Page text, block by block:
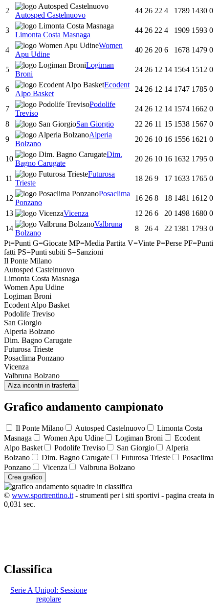
2
Autosped Castelnuovo
44 26 22 4 1789 1430 0
3
Limonta Costa Masnaga
44 26 22 4 1909 1593 0
4
Women
Apu Udine
40 26 20 6 1678 1479 0
5
Logiman
Broni
24 26 12 14 1564 1512 0
6
Ecodent
Alpo Basket
24 26 12 14 1747 1785 0
7
Podolife
Treviso
24 26 12 14 1574 1662 0
8
San Giorgio 22 26 11 15 1538 1567 0
9
Alperia
Bolzano
20 26 10 16 1556 1621 0
10
Dim.
Bagno Carugate
20 26 10 16 1632 1795 0
11
Futurosa
Trieste
18 26 9 17 1633 1765 0
12
Posaclima
Ponzano
16 26 8 18 1481 1612 0
13
Vicenza 12 26 6 20 1498 1680 0
14
Valbruna
Bolzano
8 26 4 22 1381 1793 0
Pt=Punti G=Giocate MP=Media Partita V=Vinte P=Perse PF=Punti
fatti PS=Punti subiti S=Sanzioni
Il Ponte Milano
Autosped Castelnuovo
Limonta Costa Masnaga
Women Apu Udine
Logiman Broni
Ecodent Alpo Basket
Podolife Treviso
San Giorgio
Alperia Bolzano
Dim. Bagno Carugate
Futurosa Trieste
Posaclima Ponzano
Vicenza
Valbruna Bolzano
Alza incontri in trasferta
Grafico andamento campionato
Il Ponte Milano Autosped Castelnuovo
Limonta Costa
Masnaga
Women Apu Udine Logiman Broni
Ecodent
Alpo Basket
Podolife Treviso San Giorgio
Alperia
Bolzano
Dim. Bagno Carugate Futurosa Trieste
Posaclima
Ponzano
Vicenza Valbruna Bolzano
Crea grafico
© www.sportrentino.it- strumenti per i siti sportivi - pagina creata in
0,031 sec.
Classifica
Serie A Unipol: Sessione
regolare